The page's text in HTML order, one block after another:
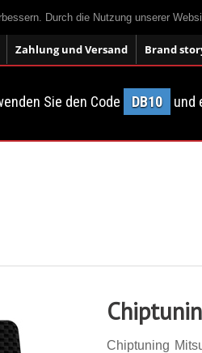
Durch die Nutzung unserer
Zahlung und Versand Brand
Sie den Code DB10 und
Chiptuning